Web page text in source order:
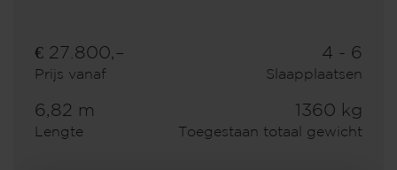
€ 27.800,–
Prijs vanaf
4 - 6
Slaapplaatsen
6,82 m
Lengte
1360 kg
Toegestaan totaal gewicht